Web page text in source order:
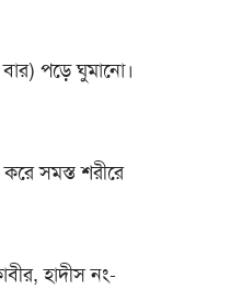
পড়ে ঘুমানো।
সমস্ত শরীরে
হাদীস নং-